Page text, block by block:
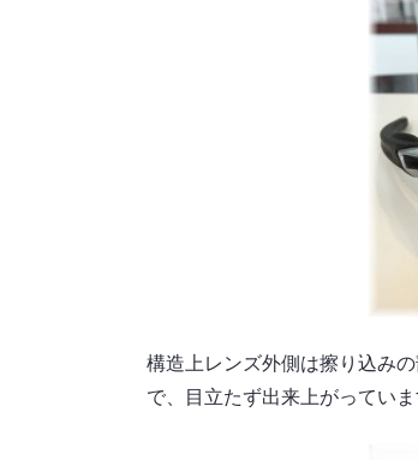
構造上レンズ外側は擦り込み
で、目立たず出来上がっていま